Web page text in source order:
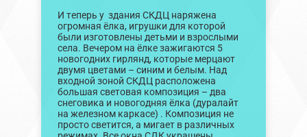
И теперь у здания СКДЦ наряжена
огромная ёлка, игрушки для которой
были изготовлены детьми и взрослыми
села. Вечером на ёлке зажигаются 5
новогодних гирлянд, которые мерцают
двумя цветами – синим и белым. Над
входной зоной СКДЦ расположена
большая световая композиция – два
снеговика и новогодняя ёлка (дуралайт
на железном каркасе) . Композиция не
просто светится, а мигает в различных